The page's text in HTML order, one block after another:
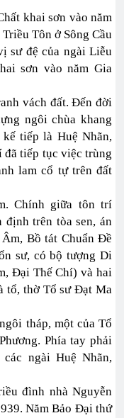
khai sơn vào năm
Tôn ở Sông Cầu
sư đệ của ngài Liễu
sơn vào năm Gia
vách đất. Đến đời
ngôi chùa khang
tiếp là Huệ Nhãn,
đã tiếp tục việc trùng
lam cổ tự trên đất
Chính giữa tôn trí
định trên tòa sen, án
Bồ tát Chuẩn Đề
sư, có bộ tượng Di
Đại Thế Chí) và hai
tổ, thờ Tổ sư Đạt Ma
tháp, một của Tổ
Phía tay phải
ngài Huệ Nhãn,
đình nhà Nguyễn
Năm Bảo Đại thứ